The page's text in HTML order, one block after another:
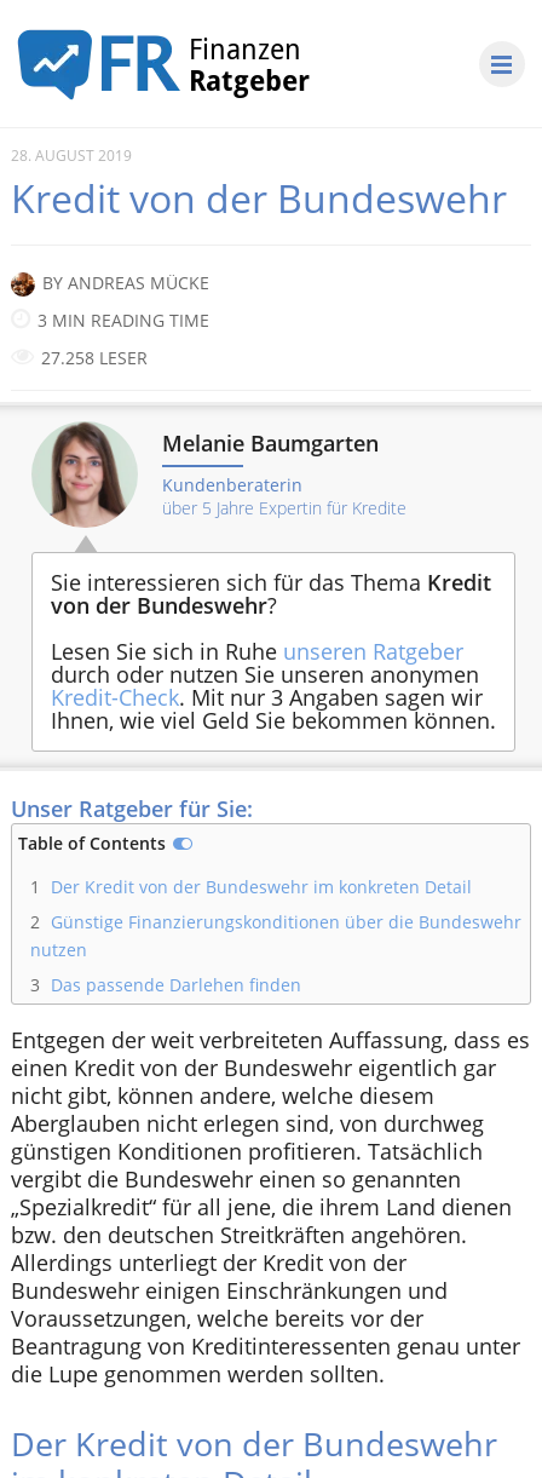
28. AUGUST 2019
Kredit von der Bundeswehr
BY ANDREAS MÜCKE
3 MIN READING TIME
27.258 LESER
Melanie Baumgarten
Kundenberaterin
über 5 Jahre Expertin für Kredite
Sie interessieren sich für das Thema Kredit
von der Bundeswehr?
Lesen Sie sich in Ruhe unseren Ratgeber
durch oder nutzen Sie unseren anonymen
Kredit-Check. Mit nur 3 Angaben sagen wir
Ihnen, wie viel Geld Sie bekommen können.
Unser Ratgeber für Sie:
Table of Contents
1
Der Kredit von der Bundeswehr im konkreten Detail
2 Günstige Finanzierungskonditionen über die Bundeswehr
nutzen
3 Das passende Darlehen finden
Entgegen der weit verbreiteten Auffassung, dass es
einen Kredit von der Bundeswehr eigentlich gar
nicht gibt, können andere, welche diesem
Aberglauben nicht erlegen sind, von durchweg
günstigen Konditionen profitieren. Tatsächlich
vergibt die Bundeswehr einen so genannten
„Spezialkredit“ für all jene, die ihrem Land dienen
bzw. den deutschen Streitkräften angehören.
Allerdings unterliegt der Kredit von der
Bundeswehr einigen Einschränkungen und
Voraussetzungen, welche bereits vor der
Beantragung von Kreditinteressenten genau unter
die Lupe genommen werden sollten.
Der Kredit von der Bundeswehr